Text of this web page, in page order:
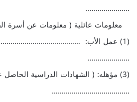
………………….
معلومات عائلية ( معلومات عن أسرة
…………………
(3) مؤهله: ( الشهادات الدراسية الحاصل
…………………………………